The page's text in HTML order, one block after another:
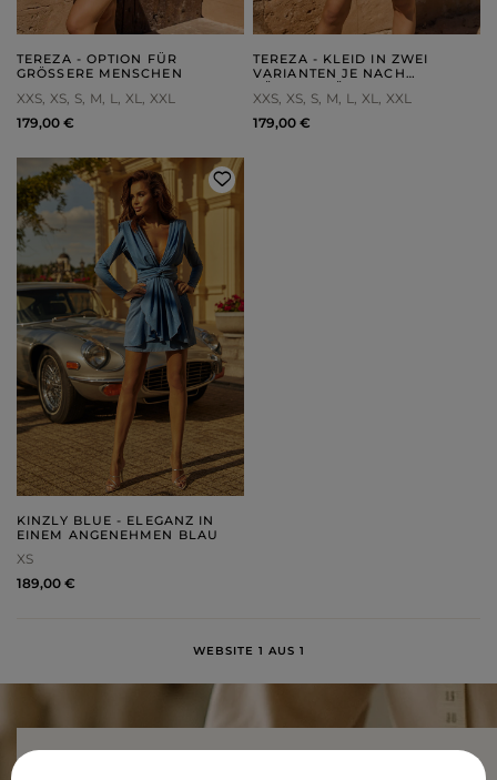
TEREZA - OPTION FÜR
GRÖSSERE MENSCHEN
XXS XS S M L XL
XXL
179,00 €
TEREZA - KLEID IN ZWEI
VARIANTEN JE NACH
XXS XS S M L XL
XXL
179,00 €
KINZLY BLUE - ELEGANZ IN
EINEM ANGENEHMEN BLAU
XS
189,00 €
WEBSITE 1 AUS 1